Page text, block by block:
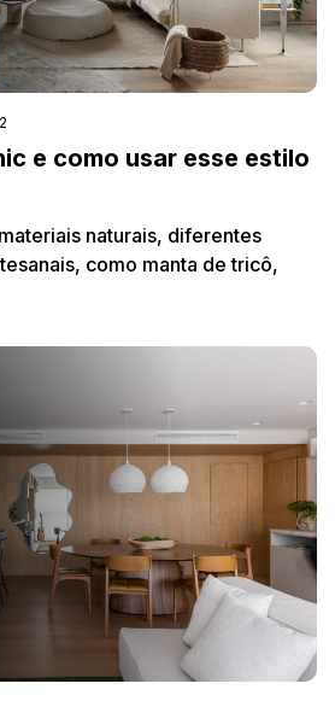
e como usar esse estilo
naturais, diferentes
como manta de tricô,